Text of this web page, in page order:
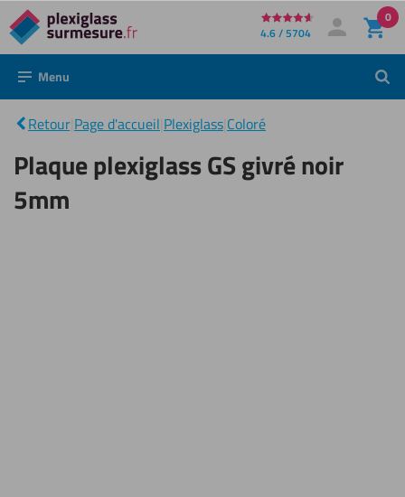
Directement
au
contenu
4.6 / 5704 Mon compte
Se connecter
0
Menu
Retour Page d'accueil Plexiglass Coloré
Plaque
GS givré
noir
5mm
Plaque plexiglass GS givré noir
5mm